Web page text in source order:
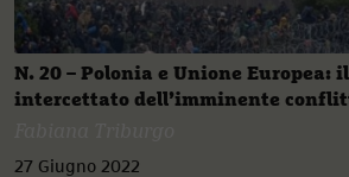
N. 20 – Polonia e Unione Europea:
intercettato dell’imminente
27 Giugno 2022